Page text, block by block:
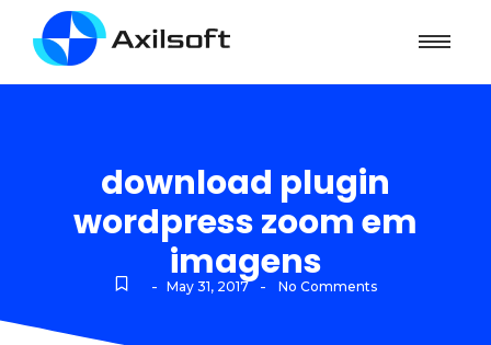
download plugin
wordpress zoom em
imagens
- May 31, 2017 - No Comments